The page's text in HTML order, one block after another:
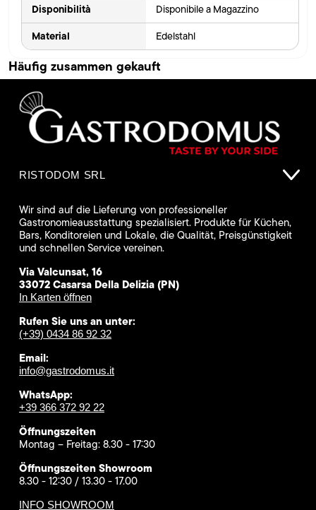
Disponibilità Disponibile a Magazzino
Material Edelstahl
Häufig zusammen gekauft
RISTODOM SRL
Wir sind auf die Lieferung von professioneller
Gastronomieausstattung spezialisiert. Produkte für Küchen,
Bars, Konditoreien und Lokale, die Qualität, Preisgünstigkeit
und schnellen Service vereinen.
Via Valcunsat, 16
33072 Casarsa Della Delizia (PN)
In Karten öffnen
Rufen Sie uns an unter:
(+39) 0434 86 92 32
Email:
info@gastrodomus.it
WhatsApp:
+39 366 372 92 22
Öffnungszeiten
Montag – Freitag: 8.30 - 17:30
Öffnungszeiten Showroom
8.30 - 12:30 / 13.30 - 17.00
INFO SHOWROOM